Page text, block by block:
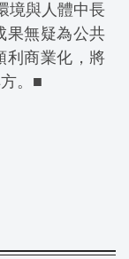
境與人體中長
果無疑為公共
利商業化，將
。■